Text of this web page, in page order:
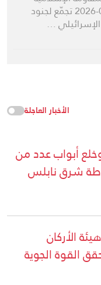
بتاريخ 09-05-2026 تجمّع لجنود
…
الأخبار العاجلة
أبواب عدد من
شرق نابلس
الأركان
القوة الجوية